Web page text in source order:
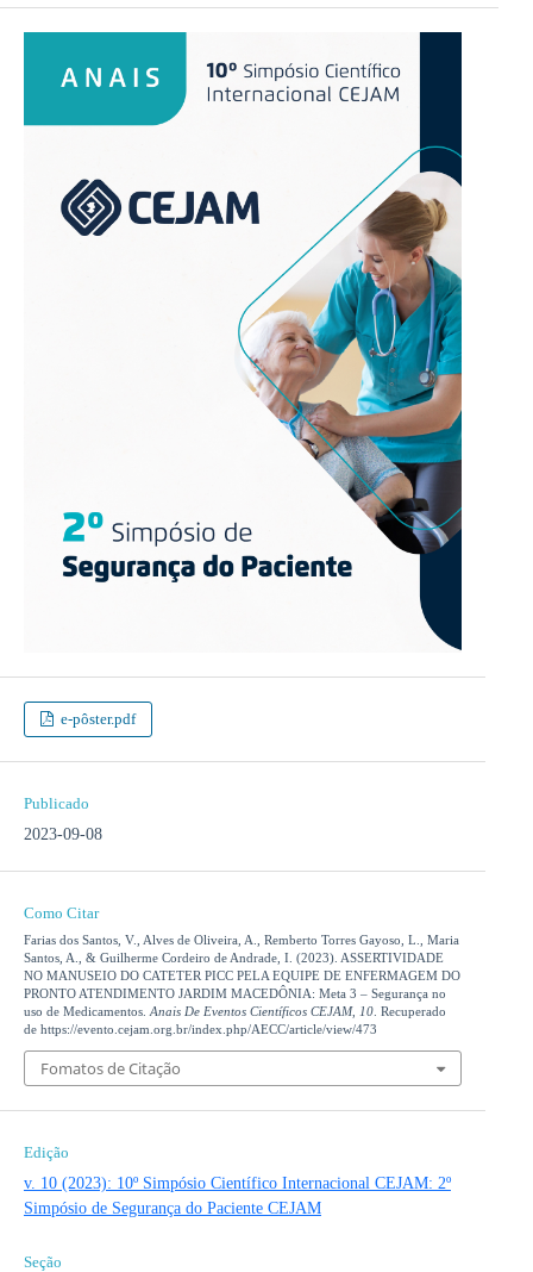
e-pôster.pdf
Publicado
2023-09-08
Como Citar
Farias dos Santos, V., Alves de Oliveira, A., Remberto Torres Gayoso, L., Maria
Santos, A., & Guilherme Cordeiro de Andrade, I. (2023). ASSERTIVIDADE
NO MANUSEIO DO CATETER PICC PELA EQUIPE DE ENFERMAGEM DO
PRONTO ATENDIMENTO JARDIM MACEDÔNIA: Meta 3 – Segurança no
uso de Medicamentos. Anais De Eventos Científicos CEJAM, 10. Recuperado
de https://evento.cejam.org.br/index.php/AECC/article/view/473
Fomatos de Citação
Edição
v. 10 (2023): 10º Simpósio Científico Internacional CEJAM: 2º
Simpósio de Segurança do Paciente CEJAM
Seção